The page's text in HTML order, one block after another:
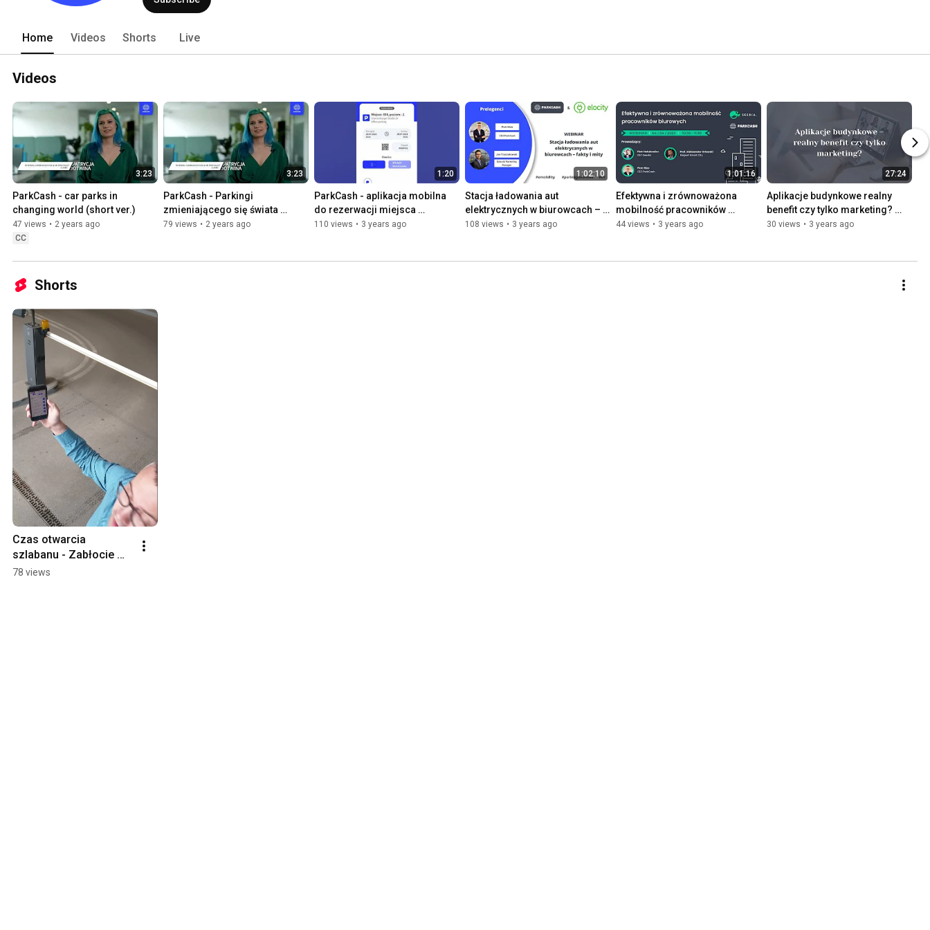
Home Videos Shorts Live
Videos
3:23
ParkCash - car parks in
changing world (short ver.)
47 views • 2 years ago
CC
3:23
ParkCash - Parkingi
zmieniającego się świata
(wersja krótka)
79 views • 2 years ago
1:20
ParkCash - aplikacja mobilna
do rezerwacji miejsca
parkingowego
110 views • 3 years ago
1:02:10
Stacja ładowania aut
elektrycznych w biurowcach –
fakty i mity
108 views • 3 years ago
1:01:16
Efektywna i zrównoważona
mobilność pracowników
biurowych - webinar
44 views • 3 years ago
27:24
Aplikacje budynkowe realny
benefit czy tylko marketing?
[WEBINAR]
30 views • 3 years ago
Shorts
Czas otwarcia
szlabanu - Zabłocie
Business Park
78 views